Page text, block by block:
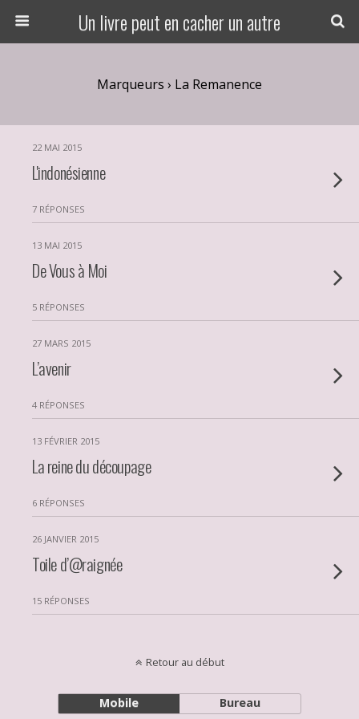
Un livre peut en cacher un autre
Marqueurs › La Remanence
22 MAI 2015
L'indonésienne
7 RÉPONSES
13 MAI 2015
De Vous à Moi
5 RÉPONSES
27 MARS 2015
L’avenir
4 RÉPONSES
13 FÉVRIER 2015
La reine du découpage
6 RÉPONSES
26 JANVIER 2015
Toile d’@raignée
15 RÉPONSES
Retour au début
Mobile Bureau